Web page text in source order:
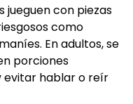
jueguen con piezas
como
En adultos, se
porciones
evitar hablar o reír